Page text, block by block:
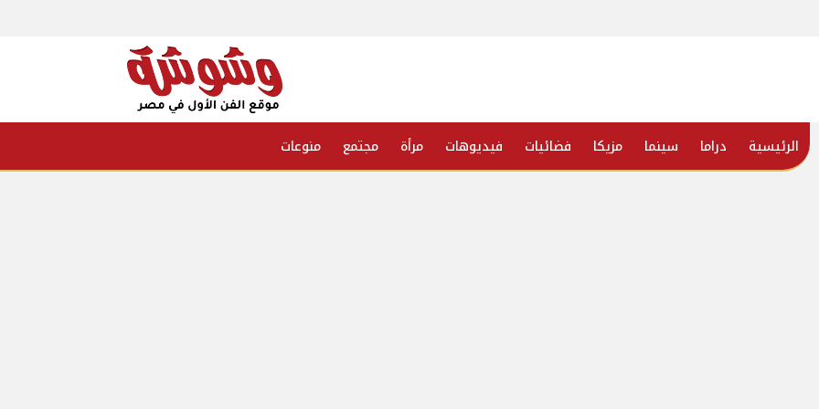
الرئيسية دراما سينما مزيكا فضائيات فيديوهات مرأة مجتمع منوعات